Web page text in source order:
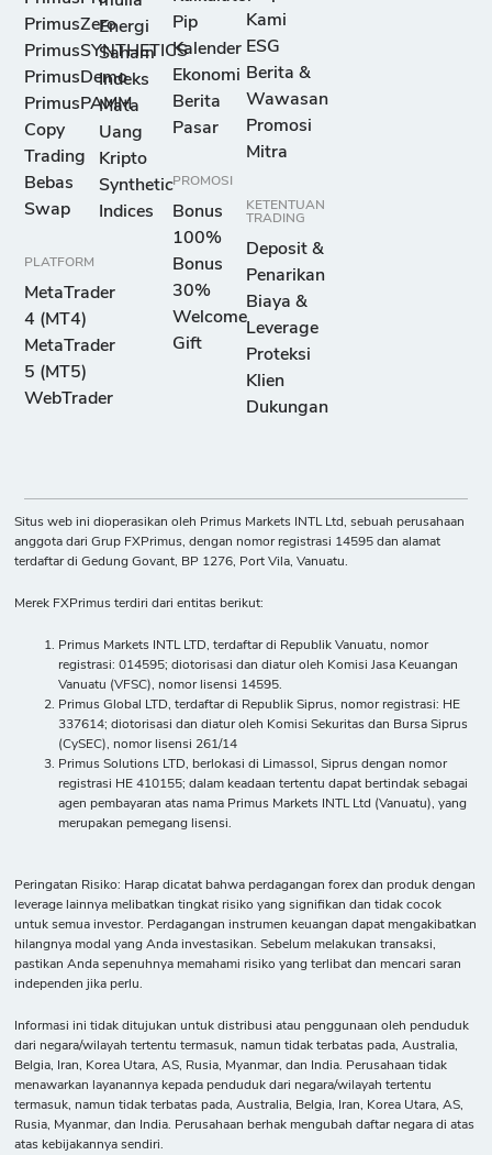
PrimusZero
PrimusSYNTHETICS
PrimusDemo
PrimusPAMM
Copy
Trading
Bebas
Swap
PLATFORM
MetaTrader
4 (MT4)
MetaTrader
5 (MT5)
WebTrader
Energi
Saham
Indeks
Mata
Uang
Kripto
Synthetic
Indices
Pip
Kalender
Ekonomi
Berita
Pasar
PROMOSI
Bonus
100%
Bonus
30%
Welcome
Gift
Kami
ESG
Berita &
Wawasan
Promosi
Mitra
KETENTUAN
TRADING
Deposit &
Penarikan
Biaya &
Leverage
Proteksi
Klien
Dukungan
Situs web ini dioperasikan oleh Primus Markets INTL Ltd, sebuah perusahaan
anggota dari Grup FXPrimus, dengan nomor registrasi 14595 dan alamat
terdaftar di Gedung Govant, BP 1276, Port Vila, Vanuatu.
Merek FXPrimus terdiri dari entitas berikut:
Primus Markets INTL LTD, terdaftar di Republik Vanuatu, nomor
registrasi: 014595; diotorisasi dan diatur oleh Komisi Jasa Keuangan
Vanuatu (VFSC), nomor lisensi 14595.
Primus Global LTD, terdaftar di Republik Siprus, nomor registrasi: HE
337614; diotorisasi dan diatur oleh Komisi Sekuritas dan Bursa Siprus
(CySEC), nomor lisensi 261/14
Primus Solutions LTD, berlokasi di Limassol, Siprus dengan nomor
registrasi HE 410155; dalam keadaan tertentu dapat bertindak sebagai
agen pembayaran atas nama Primus Markets INTL Ltd (Vanuatu), yang
merupakan pemegang lisensi.
Peringatan Risiko: Harap dicatat bahwa perdagangan forex dan produk dengan
leverage lainnya melibatkan tingkat risiko yang signifikan dan tidak cocok
untuk semua investor. Perdagangan instrumen keuangan dapat mengakibatkan
hilangnya modal yang Anda investasikan. Sebelum melakukan transaksi,
pastikan Anda sepenuhnya memahami risiko yang terlibat dan mencari saran
independen jika perlu.
Informasi ini tidak ditujukan untuk distribusi atau penggunaan oleh penduduk
dari negara/wilayah tertentu termasuk, namun tidak terbatas pada, Australia,
Belgia, Iran, Korea Utara, AS, Rusia, Myanmar, dan India. Perusahaan tidak
menawarkan layanannya kepada penduduk dari negara/wilayah tertentu
termasuk, namun tidak terbatas pada, Australia, Belgia, Iran, Korea Utara, AS,
Rusia, Myanmar, dan India. Perusahaan berhak mengubah daftar negara di atas
atas kebijakannya sendiri.